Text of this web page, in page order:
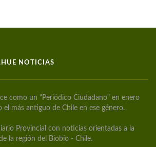
NOTICIAS
como un "Periódico Ciudadano" en enero
el más antiguo de Chile en ese género.
Provincial con noticias orientadas a la
la región del Biobío - Chile.